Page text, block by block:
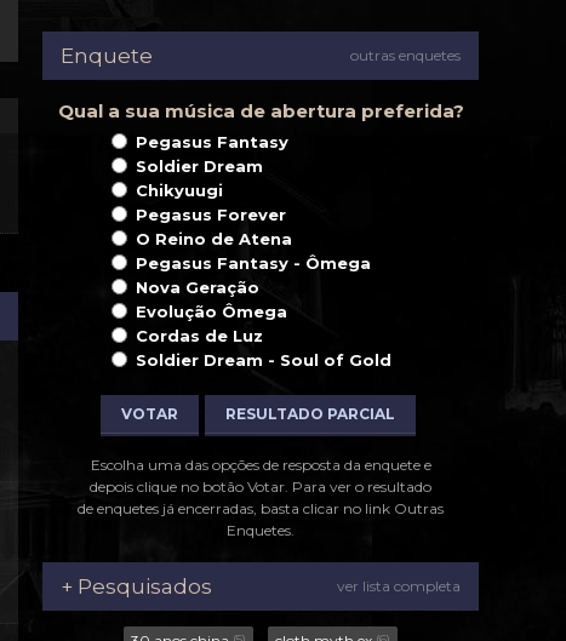
Enquete outras enquetes
Qual a sua música de abertura preferida?
Pegasus Fantasy
Soldier Dream
Chikyuugi
Pegasus Forever
O Reino de Atena
Pegasus Fantasy - Ômega
Nova Geração
Evolução Ômega
Cordas de Luz
Soldier Dream - Soul of Gold
VOTAR RESULTADO PARCIAL
Escolha uma das opções de resposta da enquete e
depois clique no botão Votar. Para ver o resultado
de enquetes já encerradas, basta clicar no link Outras
Enquetes.
+ Pesquisados ver lista completa